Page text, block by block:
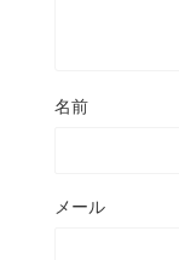
名前
メール